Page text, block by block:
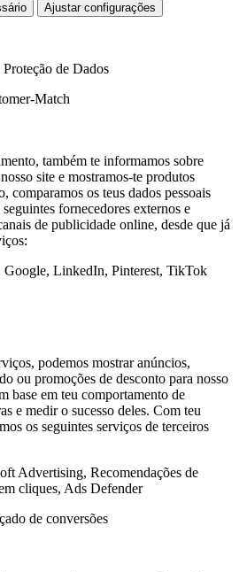
Ajustar configurações
de Dados
Match
também te informamos sobre
site e mostramos-te produtos
comparamos os teus dados pessoais
fornecedores externos e
de publicidade online, desde que já
LinkedIn, Pinterest, TikTok
podemos mostrar anúncios,
ou promoções de desconto para nosso
base em teu comportamento de
e medir o sucesso deles. Com teu
os seguintes serviços de terceiros
Advertising, Recomendações de
cliques, Ads Defender
de conversões